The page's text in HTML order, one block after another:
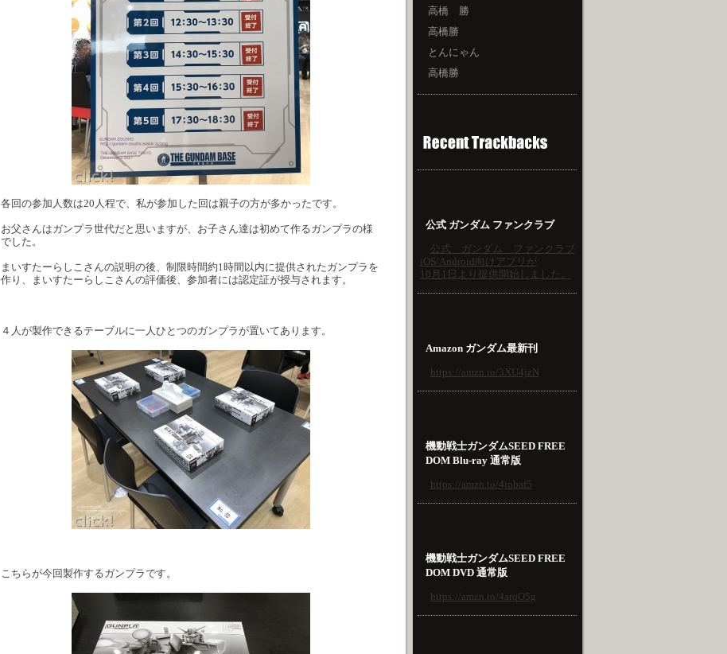
各回の参加人数は20人程で、私が参加した回は親子の方が多かったです。
お父さんはガンプラ世代だと思いますが、お子さん達は初めて作るガンプラの様
でした。
まいすたーらしこさんの説明の後、制限時間約1時間以内に提供されたガンプラを
作り、まいすたーらしこさんの評価後、参加者には認定証が授与されます。
４人が製作できるテーブルに一人ひとつのガンプラが置いてあります。
こちらが今回製作するガンプラです。
高橋 勝
高橋勝
とんにゃん
高橋勝
公式 ガンダム ファンクラブ
公式 ガンダム ファンクラブ
iOS/Android向けアプリが
10月1日より提供開始しました。
Amazon ガンダム最新刊
https://amzn.to/3XU4jzN
機動戦士ガンダムSEED FREE
DOM Blu-ray 通常版
https://amzn.to/4jnbaf5
機動戦士ガンダムSEED FREE
DOM DVD 通常版
https://amzn.to/4arqO5g